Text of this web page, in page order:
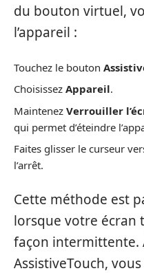
du bouton virtuel,
l’appareil :
Touchez le bouton
Choisissez Appareil.
Maintenez Verrouiller
qui permet d’éteindre
Faites glisser le curseur
l’arrêt.
Cette méthode est
lorsque votre écran
façon intermittente.
AssistiveTouch,